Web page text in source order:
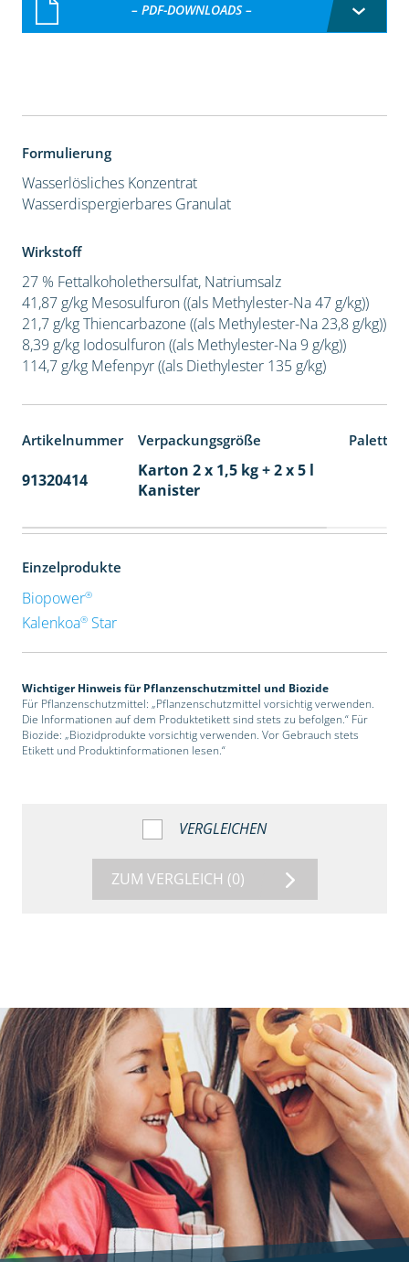
– PDF-DOWNLOADS –
Formulierung
Wasserlösliches Konzentrat
Wasserdispergierbares Granulat
Wirkstoff
27 % Fettalkoholethersulfat, Natriumsalz
41,87 g/kg Mesosulfuron ((als Methylester-Na 47 g/kg))
21,7 g/kg Thiencarbazone ((als Methylester-Na 23,8 g/kg))
8,39 g/kg Iodosulfuron ((als Methylester-Na 9 g/kg))
114,7 g/kg Mefenpyr ((als Diethylester 135 g/kg)
Artikelnummer Verpackungsgröße
91320414
Karton 2 x 1,5 kg + 2 x 5 l
Kanister
Einzelprodukte
Biopower®
Kalenkoa®Star
Wichtiger Hinweis für Pflanzenschutzmittel und Biozide
Für Pflanzenschutzmittel: „Pflanzenschutzmittel vorsichtig verwenden.
Die Informationen auf dem Produktetikett sind stets zu befolgen.“ Für
Biozide: „Biozidprodukte vorsichtig verwenden. Vor Gebrauch stets
Etikett und Produktinformationen lesen.“
VERGLEICHEN
ZUM VERGLEICH (0)